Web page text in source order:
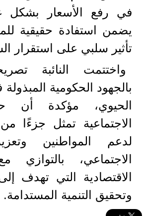
في رفع الأسعار بشكل
يضمن استفادة حقيقية
تأثير سلبي على استقرار
واختتمت النائبة
بالجهود الحكومية
الحيوي، مؤكدة أن
الاجتماعية تمثل جزءًا
لدعم المواطنين
الاجتماعي، بالتوازي
الاقتصادية التي تهدف
وتحقيق التنمية المستدامة.